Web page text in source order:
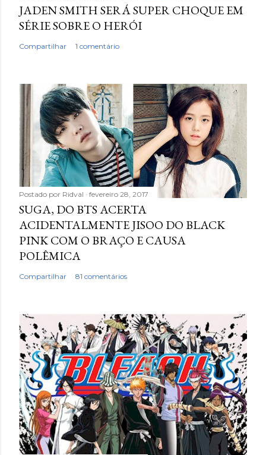
JADEN SMITH SERÁ SUPER CHOQUE EM
SÉRIE SOBRE O HERÓI
Compartilhar 1 comentário
Postado por Ridval fevereiro 28, 2017
SUGA, DO BTS ACERTA
ACIDENTALMENTE JISOO DO BLACK
PINK COM O BRAÇO E CAUSA
POLÊMICA
Compartilhar 81 comentários